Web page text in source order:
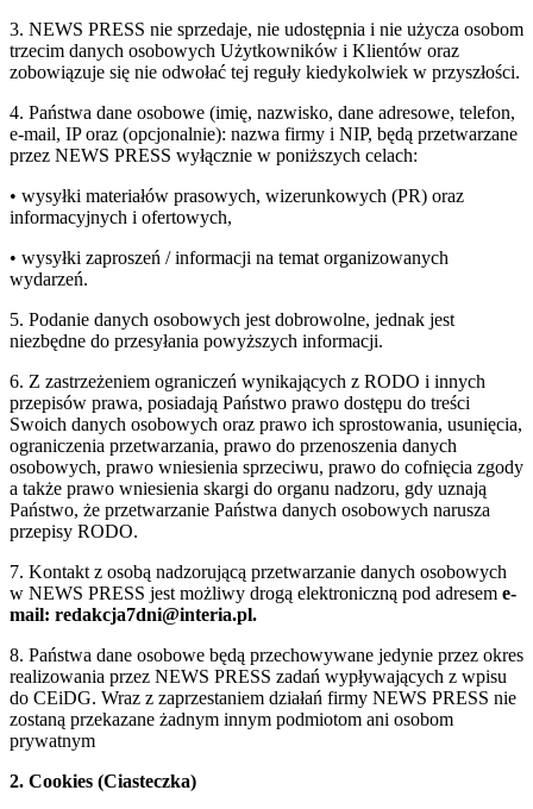
3. NEWS PRESS nie sprzedaje, nie udostępnia i nie użycza osobom
trzecim danych osobowych Użytkowników i Klientów oraz
zobowiązuje się nie odwołać tej reguły kiedykolwiek w przyszłości.
4. Państwa dane osobowe (imię, nazwisko, dane adresowe, telefon,
e-mail, IP oraz (opcjonalnie): nazwa firmy i NIP, będą przetwarzane
przez NEWS PRESS wyłącznie w poniższych celach:
• wysyłki materiałów prasowych, wizerunkowych (PR) oraz
informacyjnych i ofertowych,
• wysyłki zaproszeń / informacji na temat organizowanych
wydarzeń.
5. Podanie danych osobowych jest dobrowolne, jednak jest
niezbędne do przesyłania powyższych informacji.
6. Z zastrzeżeniem ograniczeń wynikających z RODO i innych
przepisów prawa, posiadają Państwo prawo dostępu do treści
Swoich danych osobowych oraz prawo ich sprostowania, usunięcia,
ograniczenia przetwarzania, prawo do przenoszenia danych
osobowych, prawo wniesienia sprzeciwu, prawo do cofnięcia zgody
a także prawo wniesienia skargi do organu nadzoru, gdy uznają
Państwo, że przetwarzanie Państwa danych osobowych narusza
przepisy RODO.
7. Kontakt z osobą nadzorującą przetwarzanie danych osobowych
w NEWS PRESS jest możliwy drogą elektroniczną pod adresem e-
mail: redakcja7dni@interia.pl.
8. Państwa dane osobowe będą przechowywane jedynie przez okres
realizowania przez NEWS PRESS zadań wypływających z wpisu
do CEiDG. Wraz z zaprzestaniem działań firmy NEWS PRESS nie
zostaną przekazane żadnym innym podmiotom ani osobom
prywatnym
2. Cookies (Ciasteczka)